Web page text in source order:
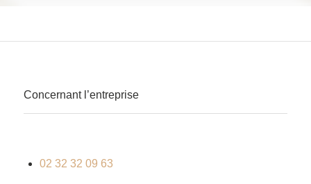
Concernant l’entreprise
02 32 32 09 63